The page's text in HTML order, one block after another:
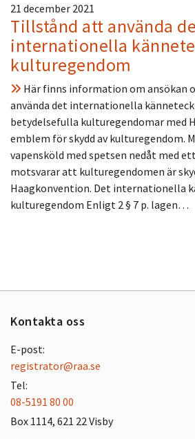
21 december 2021
Tillstånd att använda
internationella
kulturegendom
Här finns information om ansökan
använda det internationella
betydelsefulla kulturegendomar med
emblem för skydd av kulturegendom.
vapensköld med spetsen nedåt med
motsvarar att kulturegendomen är
Haagkonvention. Det internationella
kulturegendom Enligt 2 § 7 p. lagen…
Kontakta oss
E-post:
registrator@raa.se
Tel:
08-5191 80 00
Box 1114, 621 22 Visby